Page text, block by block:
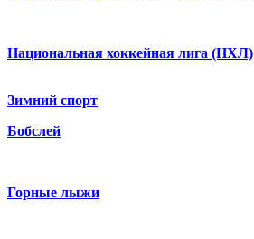
Национальная хоккейная лига (НХЛ)
Зимний спорт
Бобслей
Горные лыжи